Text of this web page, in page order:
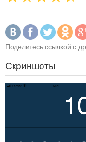
Поделитесь ссылкой с
Скриншоты